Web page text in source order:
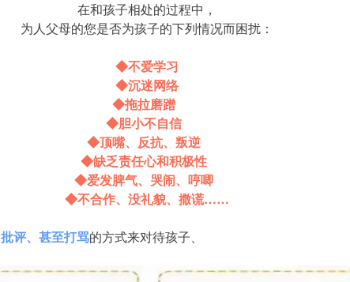
在和孩子相处的过程中，
为人父母的您是否为孩子的下列情况而困扰：
◆不爱学习
◆沉迷网络
◆拖拉磨蹭
◆胆小不自信
◆顶嘴、反抗、叛逆
◆缺乏责任心和积极性
◆爱发脾气、哭闹、哼唧
◆不合作、没礼貌、撒谎……
批评、 甚至打骂的方式来对待孩子、